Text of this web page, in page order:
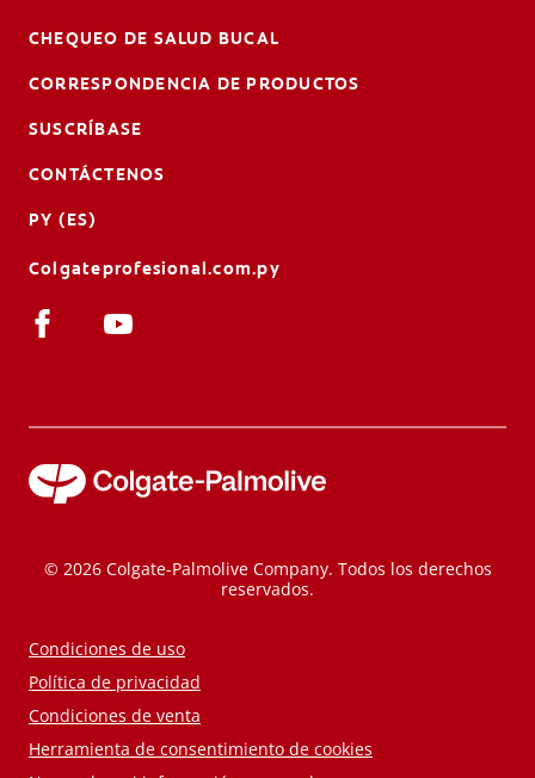
CHEQUEO DE SALUD BUCAL
CORRESPONDENCIA DE PRODUCTOS
SUSCRÍBASE
CONTÁCTENOS
PY (ES)
Colgateprofesional.com.py
© 2026 Colgate-Palmolive Company. Todos los derechos
reservados.
Condiciones de uso
Política de privacidad
Condiciones de venta
Herramienta de consentimiento de cookies